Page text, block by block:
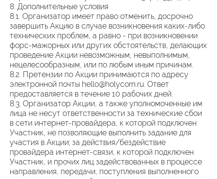
8. Дополнительные условия
8.1. Организатор имеет право отменить, досрочно
завершить Акцию в случае возникновения каких-либо
технических проблем, а равно - при возникновении
форс-мажорных или других обстоятельств, делающих
проведение Акции невозможным, невыполнимым,
нецелесообразным, или по любым иным причинам.
8.2. Претензии по Акции принимаются по адресу
электронной почты hello@holycorn.ru. Ответ
предоставляется в течение 10 рабочих дней.
8.3. Организатор Акции, а также уполномоченные им
лица не несут ответственности за технические сбои
в сети интернет-провайдера, к которой подключен
Участник, не позволяющие выполнить задание для
участия в Акции; за действия/бездействие
провайдера интернет-связи, к которой подключен
Участник, и прочих лиц задействованных в процессе
направления, передачи, поступления выполненного